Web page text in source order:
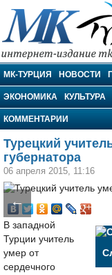
МК-Турция
МК-ТУРЦИЯ НОВОСТИ
ЭКОНОМИКА КУЛЬТУРА
КОММЕНТАРИИ
Турецкий
губернатора
06 апреля 2015, 11:16
←
В западной
Турции учитель
умер от
сердечного